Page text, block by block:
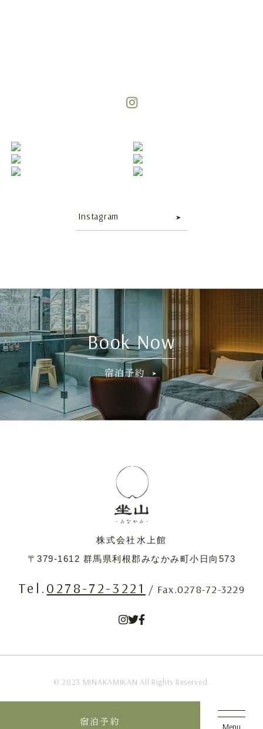
宿泊予約 Menu
Instagram
Book Now
宿泊予約
株式会社水上館
〒379-1612 群馬県利根郡みなかみ町小日向573
Tel. 0278-72-3221 / Fax.0278-72-3229
© 2023 MINAKAMIKAN All Rights Reserved.